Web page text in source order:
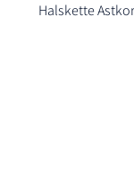
Halskette